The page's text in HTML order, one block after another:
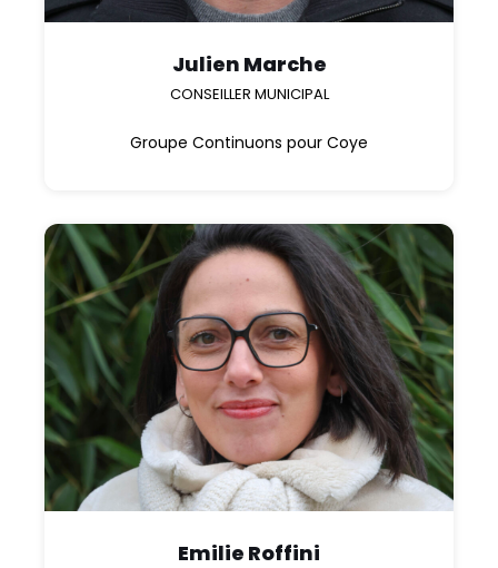
Julien Marche
CONSEILLER MUNICIPAL
Groupe Continuons pour Coye
Emilie Roffini